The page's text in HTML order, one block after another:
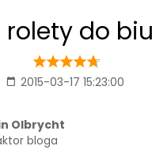
rolety do
2015-03-17 15:23:00
Olbrycht
bloga